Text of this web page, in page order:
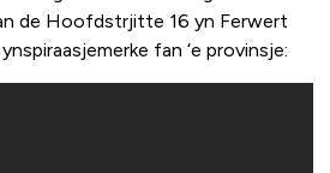
de Hoofdstrjitte 16 yn Ferwert
fan ‘e provinsje: